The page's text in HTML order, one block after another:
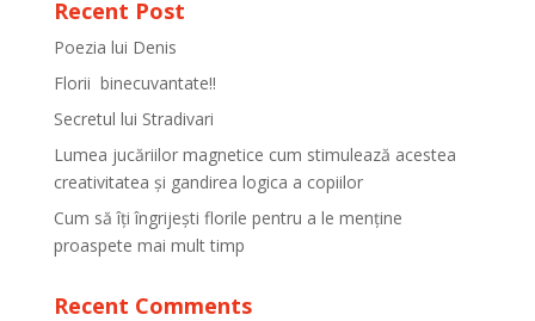
Recent Post
Poezia lui Denis
Florii binecuvantate!!
Secretul lui Stradivari
Lumea jucăriilor magnetice cum stimulează acestea
creativitatea și gandirea logica a copiilor
Cum să îți îngrijești florile pentru a le menține
proaspete mai mult timp
Recent Comments